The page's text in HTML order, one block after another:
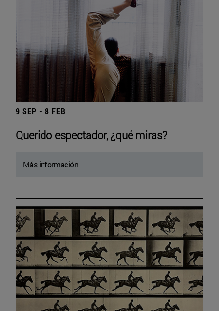
9 SEP - 8 FEB
Querido espectador, ¿qué miras?
Más información